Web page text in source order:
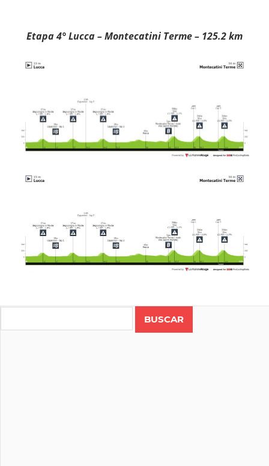
Etapa 4° Lucca – Montecatini Terme – 125.2 km